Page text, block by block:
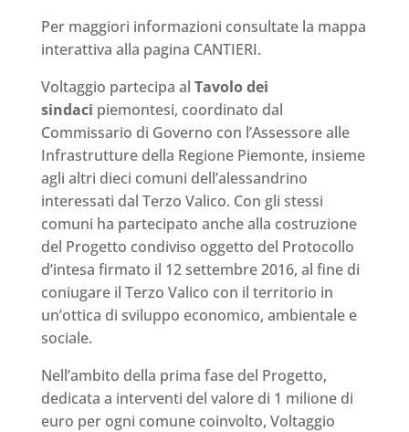
Per maggiori informazioni consultate la mappa
interattiva alla pagina CANTIERI.
Voltaggio partecipa al Tavolo dei
sindaci piemontesi, coordinato dal
Commissario di Governo con l’Assessore alle
Infrastrutture della Regione Piemonte, insieme
agli altri dieci comuni dell’alessandrino
interessati dal Terzo Valico. Con gli stessi
comuni ha partecipato anche alla costruzione
del Progetto condiviso oggetto del Protocollo
d’intesa firmato il 12 settembre 2016, al fine di
coniugare il Terzo Valico con il territorio in
un’ottica di sviluppo economico, ambientale e
sociale.
Nell’ambito della prima fase del Progetto,
dedicata a interventi del valore di 1 milione di
euro per ogni comune coinvolto, Voltaggio